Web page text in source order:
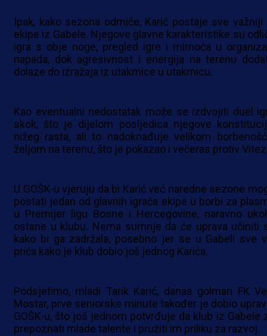
Ipak, kako sezona odmiče, Karić postaje sve važniji
ekipe iz Gabele. Njegove glavne karakteristike su
igra s obje noge, pregled igre i mirnoća u
napada, dok agresivnost i energija na terenu
dolaze do izražaja iz utakmice u utakmicu.
Kao eventualni nedostatak može se izdvojiti duel
skok, što je dijelom posljedica njegove
nižeg rasta, ali to nadoknađuje velikom
željom na terenu, što je pokazao i večeras protiv
U GOŠK-u vjeruju da bi Karić već naredne sezone
postati jedan od glavnih igrača ekipe u borbi za
u Premijer ligu Bosne i Hercegovine, naravno
ostane u klubu. Nema sumnje da će uprava učiniti
kako bi ga zadržala, posebno jer se u Gabeli sve
priča kako je klub dobio još jednog Karića.
Podsjetimo, mladi Tarik Karić, danas golman FK
Mostar, prve seniorske minute također je dobio
GOŠK-u, što još jednom potvrđuje da klub iz Gabele
prepoznati mlade talente i pružiti im priliku za razvoj.